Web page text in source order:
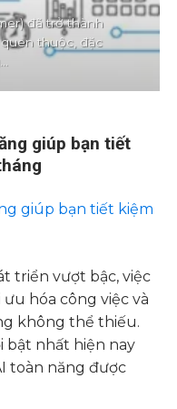
đã trở thành
thuộc, đặc
giúp bạn tiết
triển vượt bậc, việc
hóa công việc và
không thể thiếu.
bật nhất hiện nay
toàn năng được